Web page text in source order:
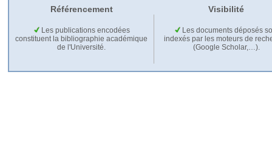
Référencement Visibilité
Les publications encodées
constituent la bibliographie académique
de l'Université.
Les documents déposés
indexés par les moteurs de
(Google Scholar,…).